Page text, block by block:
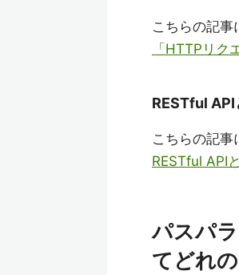
こちらの記事
「HTTPリ
RESTful API
こちらの記事
RESTful API
パスパ
てどれ